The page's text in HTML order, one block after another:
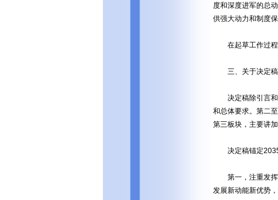
度和深度进军的总
供强大动力和制度
在起草工作过程
三、关于决定稿
决定稿除引言和
和总体要求。第二
第三板块，主要讲
决定稿锚定2035
第一，注重发挥
发展新动能新优势